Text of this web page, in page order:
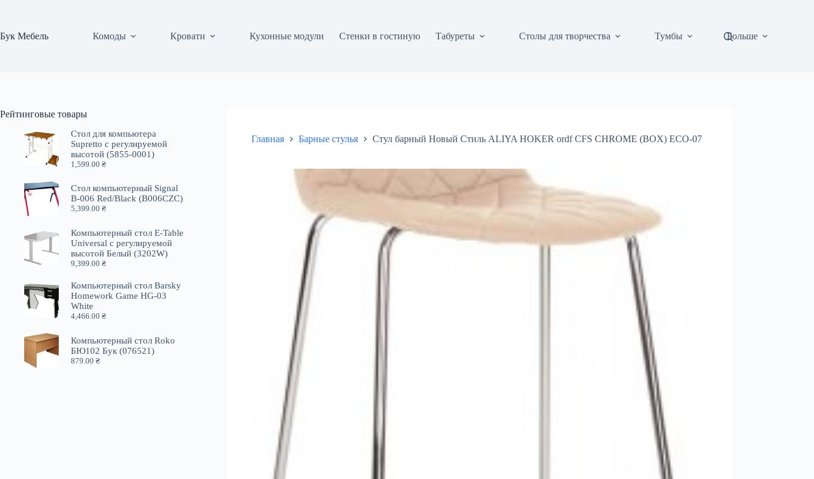
Бук Мебель
Комоды Кровати Кухонные модули Стенки в гостиную Табуреты Столы для творчества Тумбы Больше
Главная Барные стулья Стул барный Новый Стиль ALIYA HOKER ordf CFS CHROME (BOX) ECO-07
Рейтинговые товары
Стол для компьютера
Supretto с регулируемой
высотой (5855-0001)
1,599.00₴
Стол компьютерный Signal
B-006 Red/Black (B006CZC)
5,399.00₴
Компьютерный стол E-Table
Universal с регулируемой
высотой Белый (3202W)
9,399.00₴
Компьютерный стол Barsky
Homework Game HG-03
White
4,466.00₴
Компьютерный стол Roko
БЮ102 Бук (076521)
879.00₴